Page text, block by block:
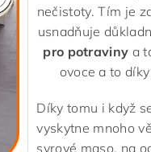
nečistoty. Tím je
usnadňuje
pro potraviny a
ovoce a to
Díky tomu i když
vyskytne mnoho
syrové maso, na